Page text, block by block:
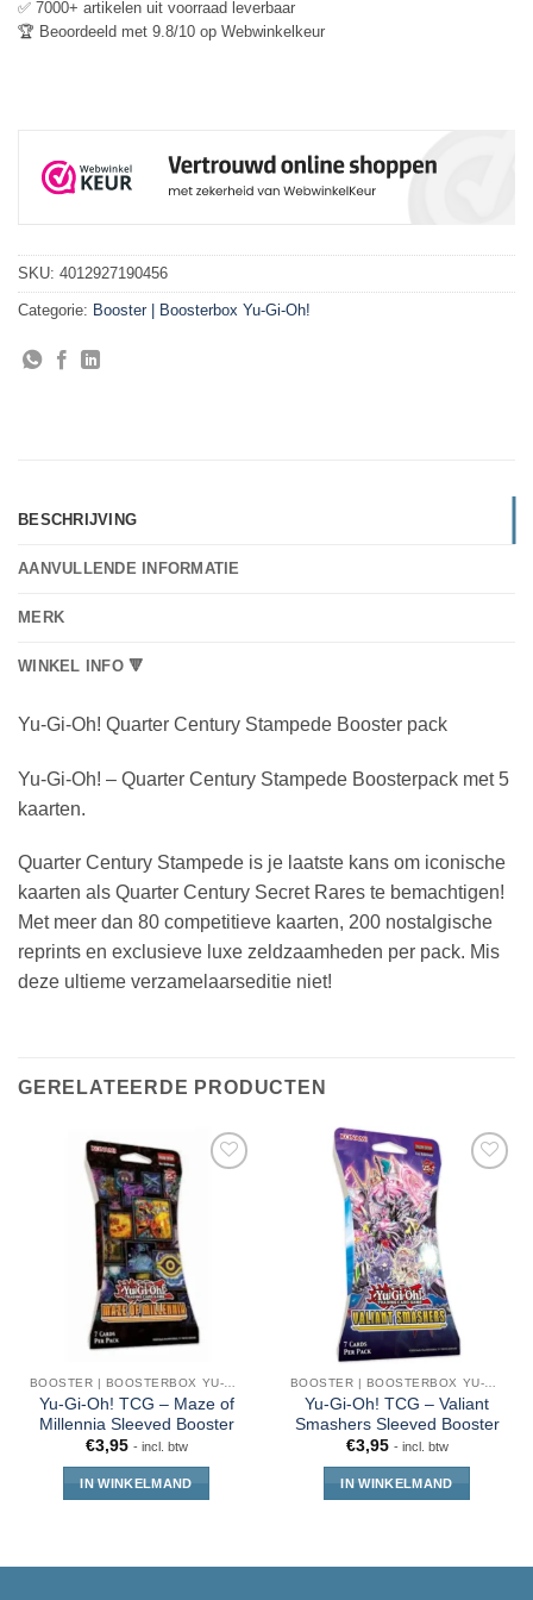
✅ 7000+ artikelen uit voorraad leverbaar
🏆 Beoordeeld met 9.8/10 op Webwinkelkeur
SKU: 4012927190456
Categorie: Booster | Boosterbox Yu-Gi-Oh!
BESCHRIJVING
AANVULLENDE INFORMATIE
MERK
WINKEL INFO 🔻
Yu-Gi-Oh! Quarter Century Stampede Booster pack
Yu-Gi-Oh! – Quarter Century Stampede Boosterpack met 5
kaarten.
Quarter Century Stampede is je laatste kans om iconische
kaarten als Quarter Century Secret Rares te bemachtigen!
Met meer dan 80 competitieve kaarten, 200 nostalgische
reprints en exclusieve luxe zeldzaamheden per pack. Mis
deze ultieme verzamelaarseditie niet!
GERELATEERDE PRODUCTEN
BOOSTER | BOOSTERBOX YU-GI-OH!
Yu-Gi-Oh! TCG – Maze of
Millennia Sleeved Booster
€3,95 - incl. btw
IN WINKELMAND
BOOSTER | BOOSTERBOX YU-GI-OH!
Yu-Gi-Oh! TCG – Valiant
Smashers Sleeved Booster
€3,95 - incl. btw
IN WINKELMAND